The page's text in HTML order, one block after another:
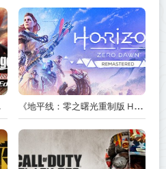
】丨中文版 《地平线：零之曙光重制版 Horizon Zero Dawn Remastered》v1.5.89.0-送修改器丨中文版网盘下载